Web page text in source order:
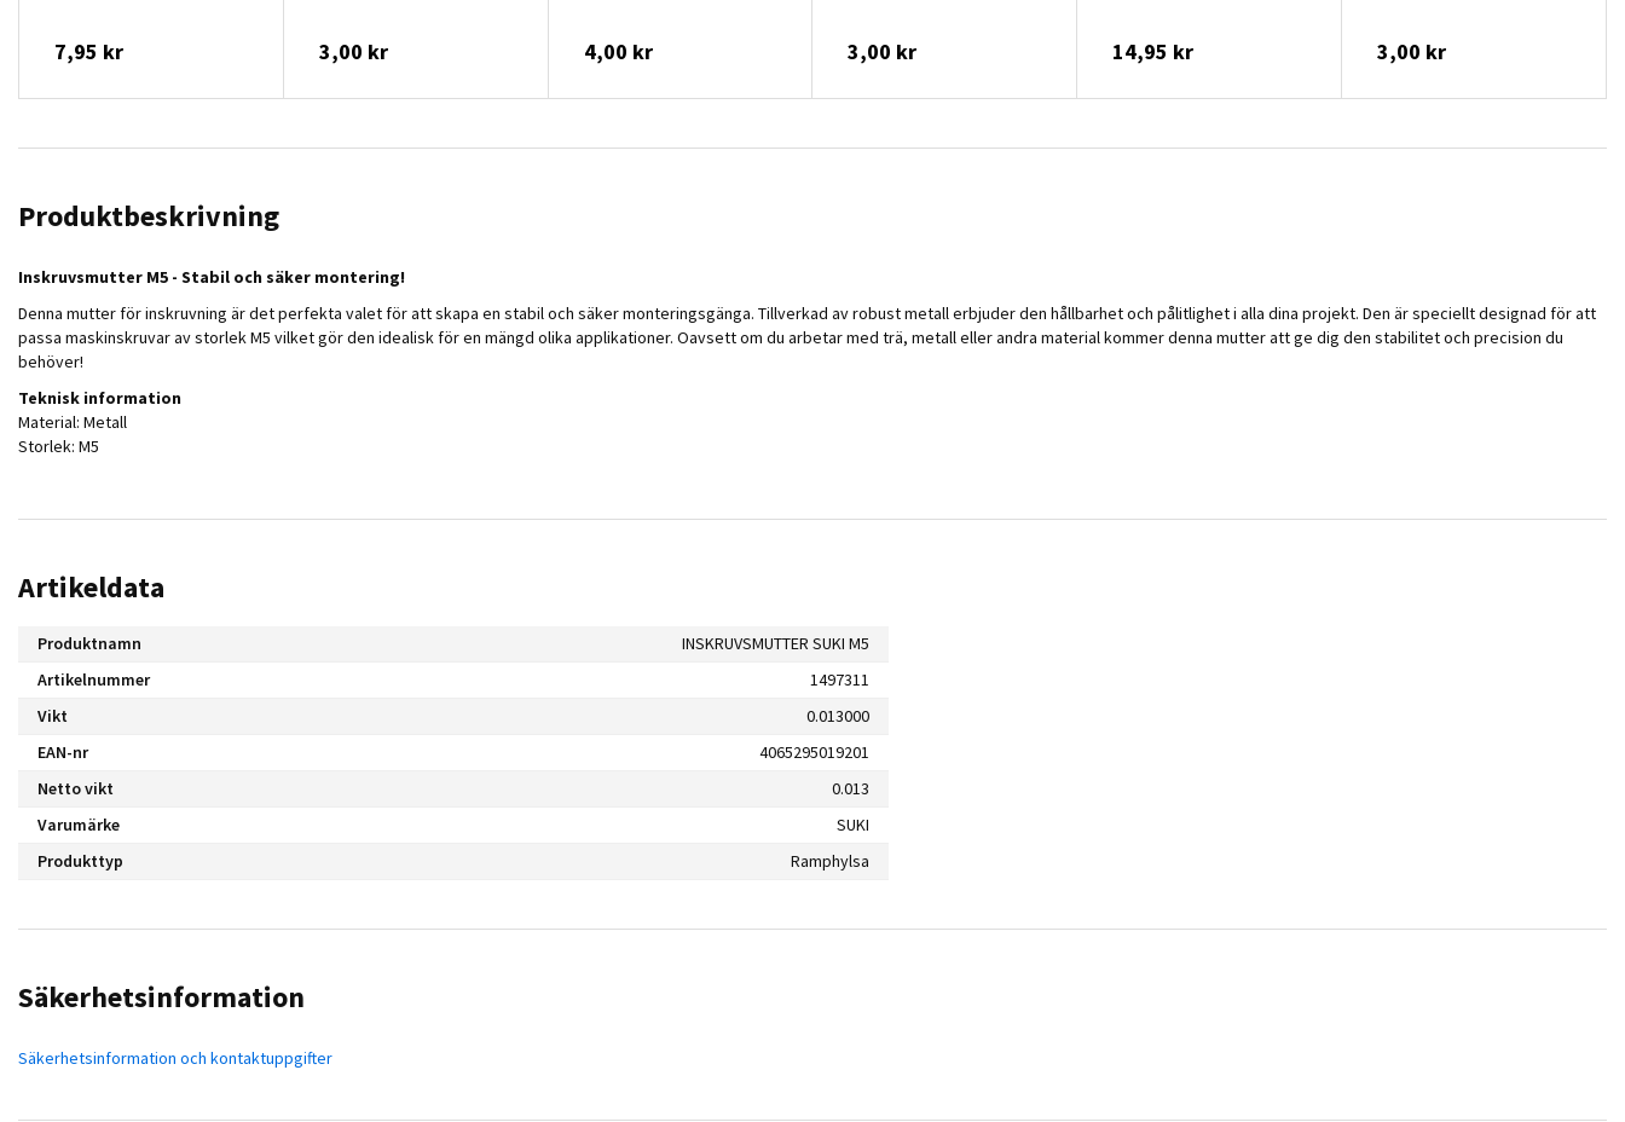
7,95 kr 3,00 kr 4,00 kr 3,00 kr 14,95 kr 3,00 kr
Produktbeskrivning
Inskruvsmutter M5 - Stabil och säker montering!
Denna mutter för inskruvning är det perfekta valet för att skapa en stabil och säker monteringsgänga. Tillverkad av robust metall erbjuder den hållbarhet och pålitlighet i alla dina projekt. Den är speciellt designad för att
passa maskinskruvar av storlek M5 vilket gör den idealisk för en mängd olika applikationer. Oavsett om du arbetar med trä, metall eller andra material kommer denna mutter att ge dig den stabilitet och precision du
behöver!
Teknisk information
Material: Metall
Storlek: M5
Artikeldata
Produktnamn
INSKRUVSMUTTER SUKI M5
Artikelnummer
1497311
Vikt
0.013000
EAN-nr
4065295019201
Netto vikt
0.013
Varumärke
SUKI
Produkttyp
Ramphylsa
Säkerhetsinformation
Säkerhetsinformation och kontaktuppgifter